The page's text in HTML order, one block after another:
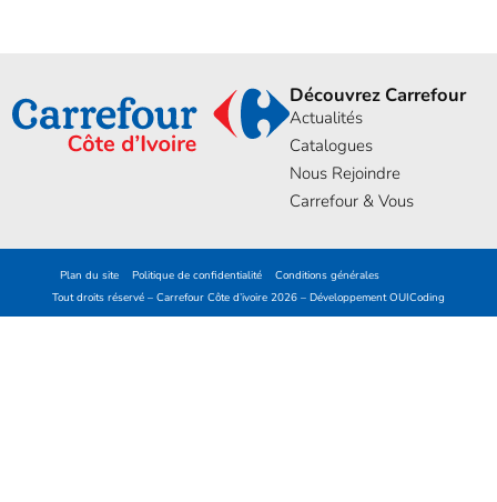
Découvrez Carrefour
Actualités
Catalogues
Nous Rejoindre
Carrefour & Vous
Plan du site Politique de confidentialité
Conditions générales
Tout droits réservé – Carrefour Côte d’ivoire 2026 – DéveloppementOUICoding